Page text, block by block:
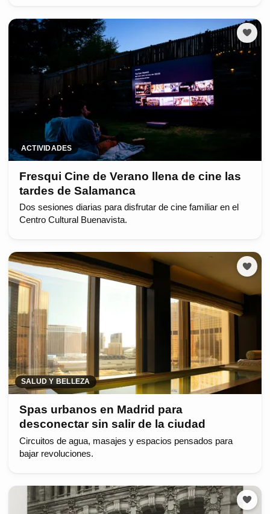
ACTIVIDADES
Fresqui Cine de Verano llena de cine las
tardes de Salamanca
Dos sesiones diarias para disfrutar de cine familiar en el
Centro Cultural Buenavista.
SALUD Y BELLEZA
Spas urbanos en Madrid para
desconectar sin salir de la ciudad
Circuitos de agua, masajes y espacios pensados para
bajar revoluciones.